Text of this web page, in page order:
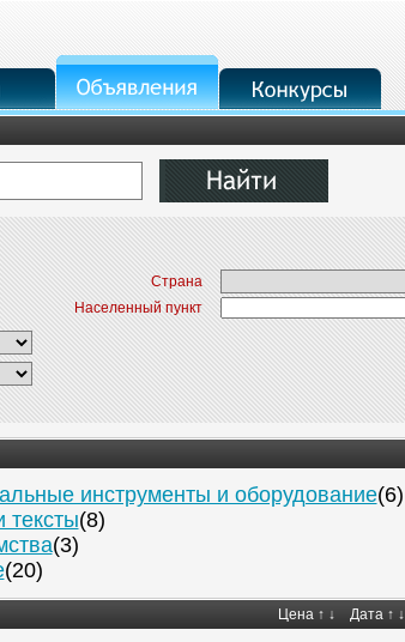
Страна
Населенный пункт
инструменты и оборудование(6)
тексты(8)
(3)
(20)
Цена ↑ ↓ Дата ↑ ↓